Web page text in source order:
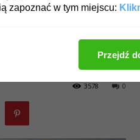
się
0
3578
zapoznać w tym miejscu:
Przejdź